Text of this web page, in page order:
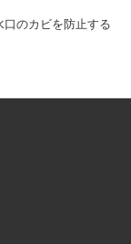
のカビを防止する